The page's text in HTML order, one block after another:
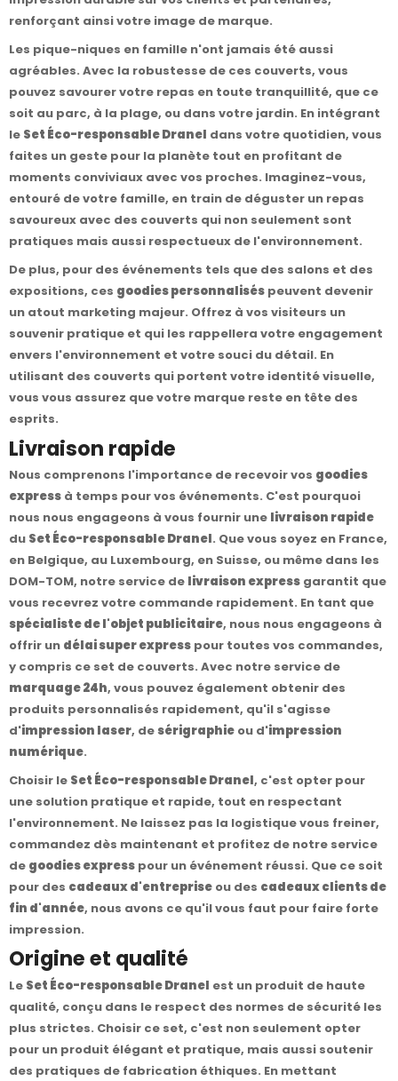
renforçant ainsi votre image de marque.
Les pique-niques en famille n'ont jamais été aussi
agréables. Avec la robustesse de ces couverts, vous
pouvez savourer votre repas en toute tranquillité, que ce
soit au parc, à la plage, ou dans votre jardin. En intégrant
le Set Éco-responsable Dranel dans votre quotidien, vous
faites un geste pour la planète tout en profitant de
moments conviviaux avec vos proches. Imaginez-vous,
entouré de votre famille, en train de déguster un repas
savoureux avec des couverts qui non seulement sont
pratiques mais aussi respectueux de l'environnement.
De plus, pour des événements tels que des salons et des
expositions, ces goodies personnalisés peuvent devenir
un atout marketing majeur. Offrez à vos visiteurs un
souvenir pratique et qui les rappellera votre engagement
envers l'environnement et votre souci du détail. En
utilisant des couverts qui portent votre identité visuelle,
vous vous assurez que votre marque reste en tête des
esprits.
Livraison rapide
Nous comprenons l'importance de recevoir vos goodies
express à temps pour vos événements. C'est pourquoi
nous nous engageons à vous fournir une livraison rapide
du Set Éco-responsable Dranel. Que vous soyez en France,
en Belgique, au Luxembourg, en Suisse, ou même dans les
DOM-TOM, notre service de livraison express garantit que
vous recevrez votre commande rapidement. En tant que
spécialiste de l'objet publicitaire, nous nous engageons à
offrir un délai super express pour toutes vos commandes,
y compris ce set de couverts. Avec notre service de
marquage 24h, vous pouvez également obtenir des
produits personnalisés rapidement, qu'il s'agisse
d'impression laser, desérigraphie ou d'impression
numérique.
Choisir le Set Éco-responsable Dranel, c'est opter pour
une solution pratique et rapide, tout en respectant
l'environnement. Ne laissez pas la logistique vous freiner,
commandez dès maintenant et profitez de notre service
de goodies express pour un événement réussi. Que ce soit
pour des cadeaux d'entreprise ou des cadeaux clients de
fin d'année, nous avons ce qu'il vous faut pour faire forte
impression.
Origine et qualité
Le Set Éco-responsable Dranel est un produit de haute
qualité, conçu dans le respect des normes de sécurité les
plus strictes. Choisir ce set, c'est non seulement opter
pour un produit élégant et pratique, mais aussi soutenir
des pratiques de fabrication éthiques. En mettant